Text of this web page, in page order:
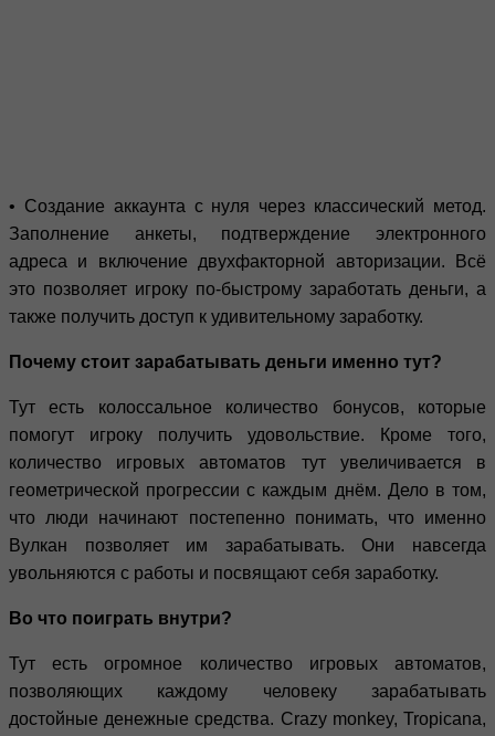
• Создание аккаунта с нуля через классический метод.
Заполнение анкеты, подтверждение электронного
адреса и включение двухфакторной авторизации. Всё
это позволяет игроку по-быстрому заработать деньги, а
также получить доступ к удивительному заработку.
Почему стоит зарабатывать деньги именно тут?
Тут есть колоссальное количество бонусов, которые
помогут игроку получить удовольствие. Кроме того,
количество игровых автоматов тут увеличивается в
геометрической прогрессии с каждым днём. Дело в том,
что люди начинают постепенно понимать, что именно
Вулкан позволяет им зарабатывать. Они навсегда
увольняются с работы и посвящают себя заработку.
Во что поиграть внутри?
Тут есть огромное количество игровых автоматов,
позволяющих каждому человеку зарабатывать
достойные денежные средства. Crazy monkey, Tropicana,